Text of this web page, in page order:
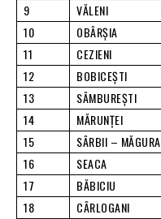
9
VĂLENI
10
OBÂRŞIA
11
CEZIENI
12
BOBICEŞTI
13
SÂMBUREŞTI
14
MĂRUNŢEI
15
SÂRBII – MĂGURA
16
SEACA
17
BĂBICIU
18
CÂRLOGANI